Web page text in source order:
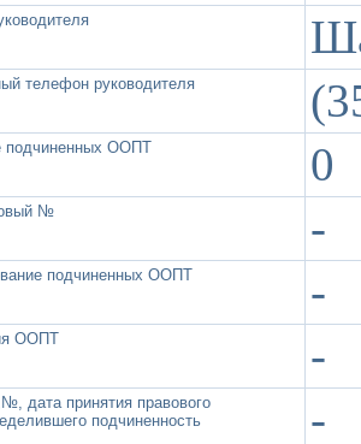
телефон руководителя
подчиненных ООПТ 0
№ -
подчиненных ООПТ -
ООПТ -
дата принятия правового
подчиненность
-